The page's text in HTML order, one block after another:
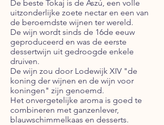
De beste Tokaj is de Aszú, een volle
uitzonderlijke zoete nectar en een van
de beroemdste wijnen ter wereld.
De wijn wordt sinds de 16de eeuw
geproduceerd en was de eerste
dessertwijn uit gedroogde enkele
druiven.
De wijn zou door Lodewijk XIV "de
koning der wijnen en de wijn voor
koningen" zijn genoemd.
Het onvergetelijke aroma is goed te
combineren met ganzenlever,
blauwschimmelkaas en desserts.